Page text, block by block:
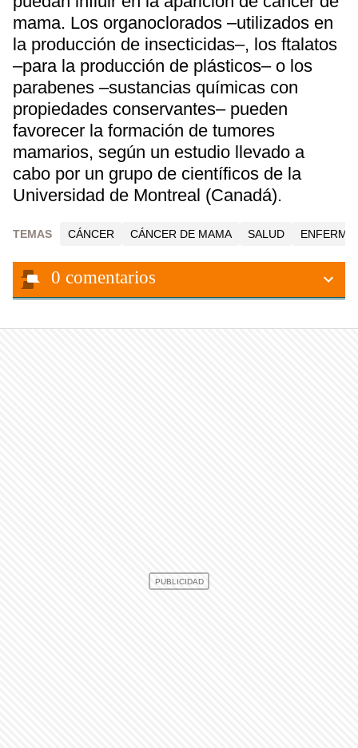
mama. Los organoclorados –utilizados en
la producción de insecticidas–, los ftalatos
–para la producción de plásticos– o los
parabenes –sustancias químicas con
propiedades conservantes– pueden
favorecer la formación de tumores
mamarios, según un estudio llevado a
cabo por un grupo de científicos de la
Universidad de Montreal (Canadá).
TEMAS CÁNCER CÁNCER DE MAMA SALUD
0 comentarios